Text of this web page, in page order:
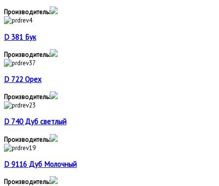
Производитель:
D 381 Бук
Производитель:
D 722 Орех
Производитель:
D 740 Дуб светлый
Производитель:
D 9116 Дуб Молочный
Производитель: